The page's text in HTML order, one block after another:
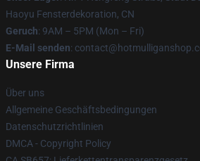
Haoyu Fensterdekoration, CN
Geruch: 9AM – 5PM (Mon – Fri)
E-Mail senden:
Unsere Firma
Über uns
Allgemeine Geschäftsbedingungen
Datenschutzrichtlinien
DMCA - Copyright Policy